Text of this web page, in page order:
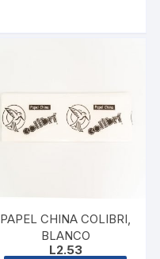
PAPEL CHINA COLIBRI,
BLANCO
L2.53